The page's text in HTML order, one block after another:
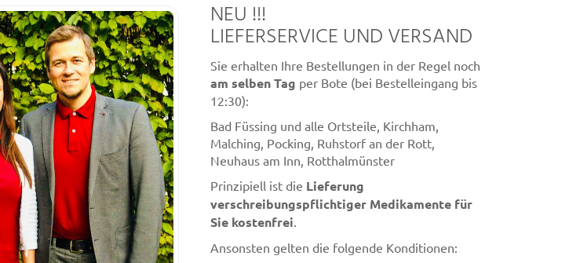
NEU !!!
LIEFERSERVICE UND VERSAND
Sie erhalten Ihre Bestellungen in der Regel noch
am selben Tag per Bote (bei Bestelleingang bis
12:30):
Bad Füssing und alle Ortsteile, Kirchham,
Malching, Pocking, Ruhstorf an der Rott,
Neuhaus am Inn, Rotthalmünster
Prinzipiell ist die Lieferung
verschreibungspflichtiger Medikamente für
Sie kostenfrei
Ansonsten gelten die folgende Konditionen: